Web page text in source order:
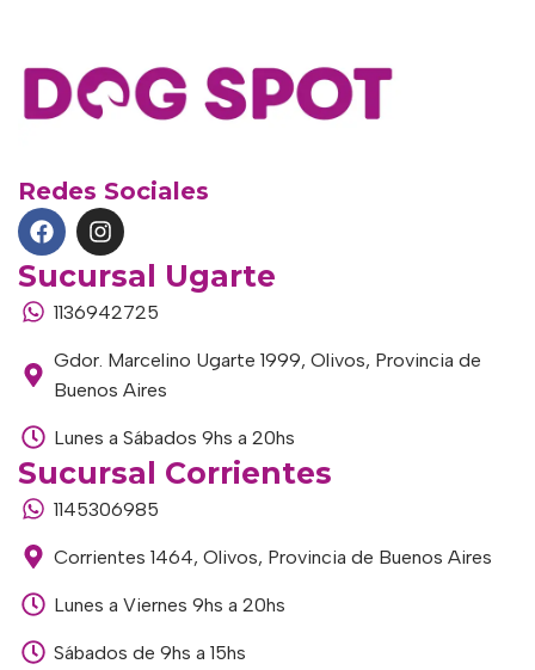
Redes Sociales
Sucursal Ugarte
1136942725
Gdor. Marcelino Ugarte 1999, Olivos, Provincia de
Buenos Aires
Lunes a Sábados 9hs a 20hs
Sucursal Corrientes
1145306985
Corrientes 1464, Olivos, Provincia de Buenos Aires
Lunes a Viernes 9hs a 20hs
Sábados de 9hs a 15hs